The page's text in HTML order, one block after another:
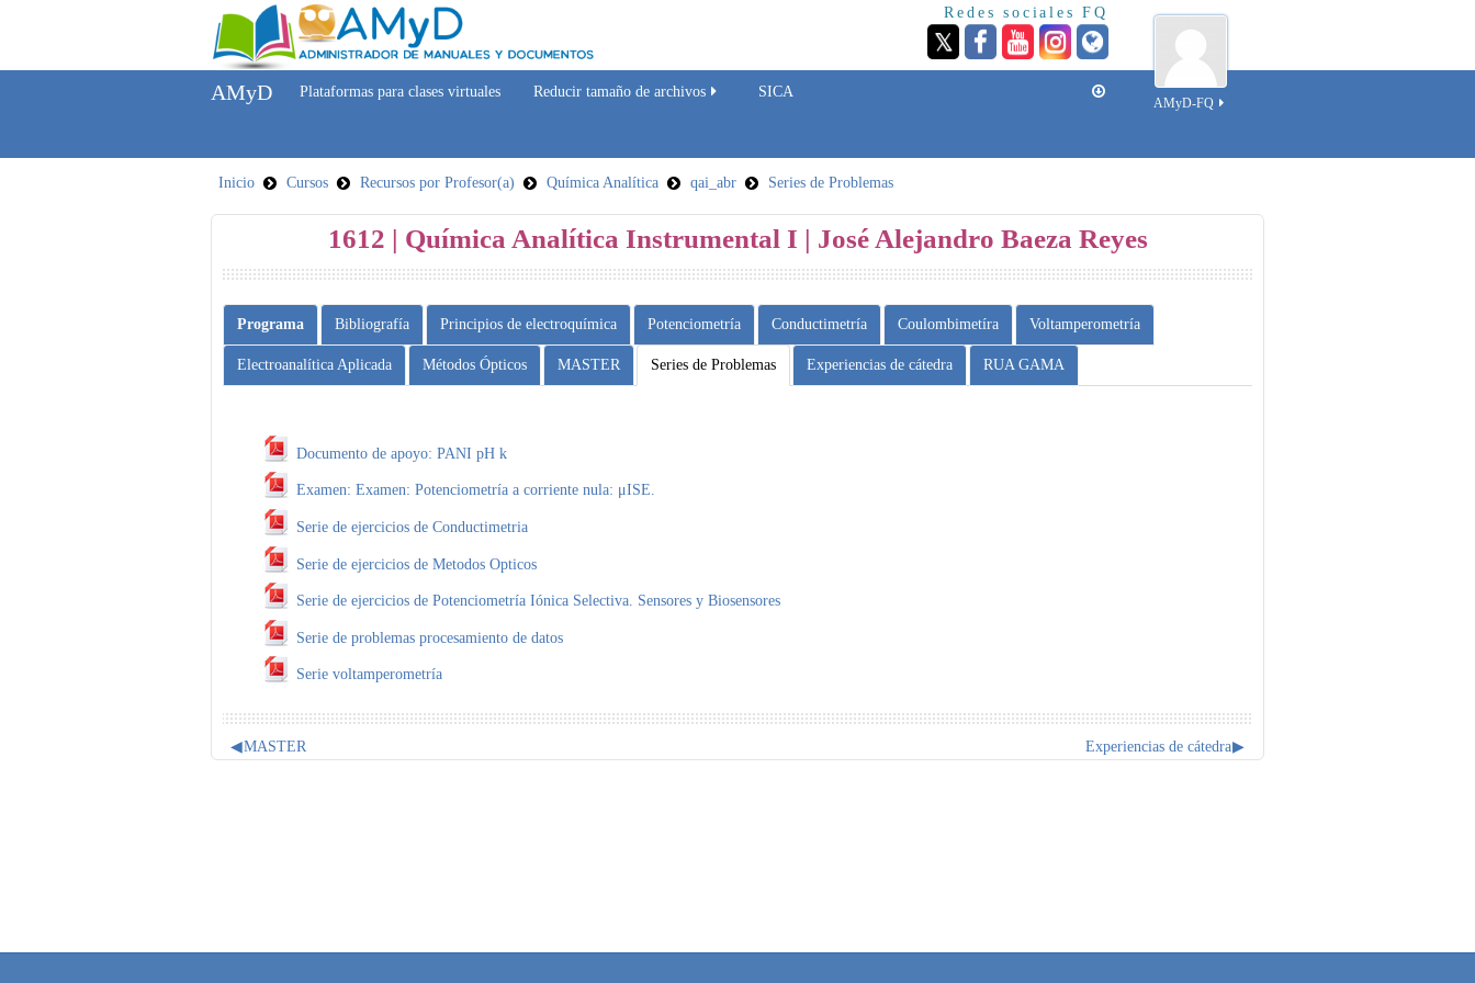
Redes sociales FQ
AMyD AMyD-FQ
Plataformas para clases virtuales Reducir tamaño de archivos SICA
Inicio Cursos Recursos por Profesor(a) Química Analítica qai_abr Series de Problemas
1612 | Química Analítica Instrumental I | José Alejandro Baeza Reyes
Programa Bibliografía Principios de electroquímica Potenciometría Conductimetría Coulombimetíra Voltamperometría
Electroanalítica Aplicada Métodos Ópticos MASTER Series de Problemas Experiencias de cátedra RUA GAMA
Documento de apoyo: PANI pH k
Examen: Examen: Potenciometría a corriente nula: μISE.
Serie de ejercicios de Conductimetria
Serie de ejercicios de Metodos Opticos
Serie de ejercicios de Potenciometría Iónica Selectiva. Sensores y Biosensores
Serie de problemas procesamiento de datos
Serie voltamperometría
◀︎MASTER Experiencias de cátedra▶︎